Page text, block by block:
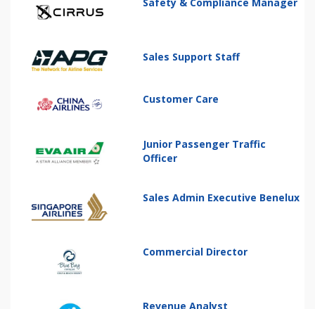
Sales Support Staff
Customer Care
Junior Passenger Traffic
Officer
Sales Admin Executive Benelux
Commercial Director
Revenue Analyst